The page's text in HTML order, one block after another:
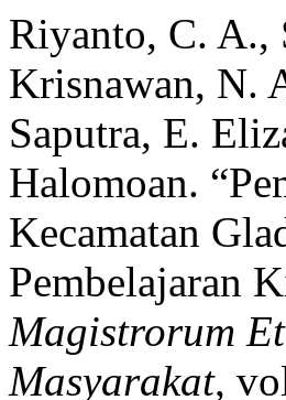
Riyanto, C. A.,
Krisnawan, N.
Saputra, E.
Halomoan.
Kecamatan
Pembelajaran
Magistrorum
Masyarakat,